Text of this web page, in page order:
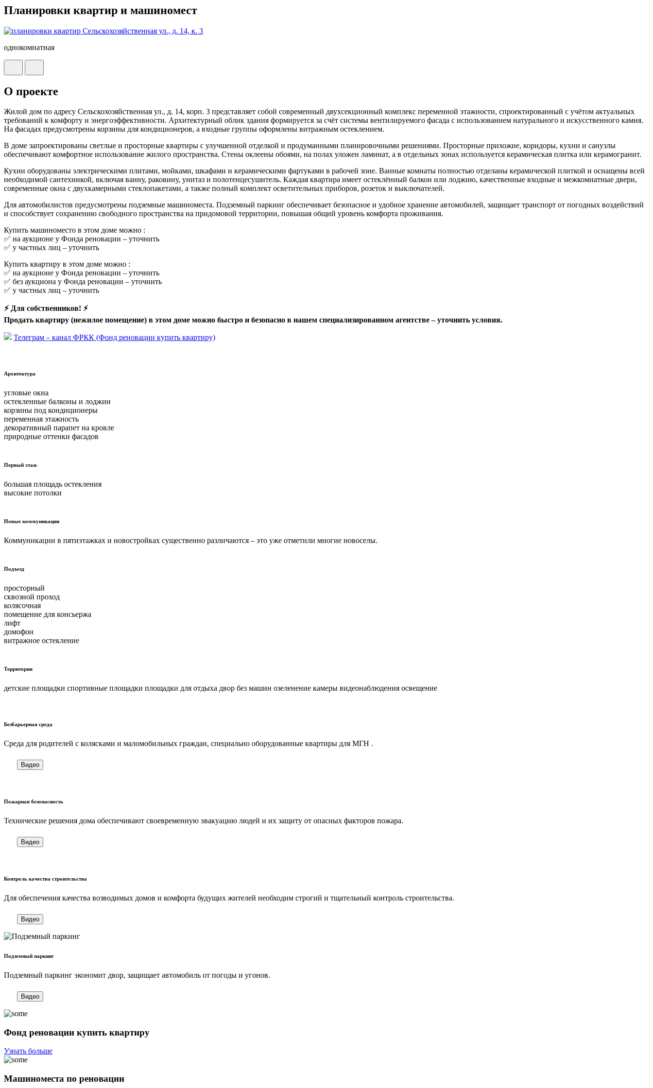
Планировки квартир и машиномест
однокомнатная
О проекте
Жилой дом по адресу Сельскохозяйственная ул., д. 14, корп. 3 представляет собой современный двухсекционный комплекс переменной этажности, спроектированный с учётом актуальных
требований к комфорту и энергоэффективности. Архитектурный облик здания формируется за счёт системы вентилируемого фасада с использованием натурального и искусственного камня.
На фасадах предусмотрены корзины для кондиционеров, а входные группы оформлены витражным остеклением.
В доме запроектированы светлые и просторные квартиры с улучшенной отделкой и продуманными планировочными решениями. Просторные прихожие, коридоры, кухни и санузлы
обеспечивают комфортное использование жилого пространства. Стены оклеены обоями, на полах уложен ламинат, а в отдельных зонах используется керамическая плитка или керамогранит.
Кухни оборудованы электрическими плитами, мойками, шкафами и керамическими фартуками в рабочей зоне. Ванные комнаты полностью отделаны керамической плиткой и оснащены всей
необходимой сантехникой, включая ванну, раковину, унитаз и полотенцесушитель. Каждая квартира имеет остеклённый балкон или лоджию, качественные входные и межкомнатные двери,
современные окна с двухкамерными стеклопакетами, а также полный комплект осветительных приборов, розеток и выключателей.
Для автомобилистов предусмотрены подземные машиноместа. Подземный паркинг обеспечивает безопасное и удобное хранение автомобилей, защищает транспорт от погодных воздействий
и способствует сохранению свободного пространства на придомовой территории, повышая общий уровень комфорта проживания.
Купить машиноместо в этом доме можно :
✅ на аукционе у Фонда реновации – уточнить
✅ у частных лиц – уточнить
Купить квартиру в этом доме можно :
✅ на аукционе у Фонда реновации – уточнить
✅ без аукциона у Фонда реновации – уточнить
✅ у частных лиц – уточнить
⚡ Для собственников! ⚡
Продать квартиру (нежилое помещение) в этом доме можно быстро и безопасно в нашем специализированном агентстве –уточнить условия.
Телеграм – канал ФРКК (Фонд реновации купить квартиру)
Архитектура
угловые окна
остекленные балконы и лоджии
корзины под кондиционеры
переменная этажность
декоративный парапет на кровле
природные оттенки фасадов
Первый этаж
большая площадь остекления
высокие потолки
Новые коммуникации
Коммуникации в пятиэтажках и новостройках существенно различаются – это уже отметили многие новоселы.
Подъезд
просторный
сквозной проход
колясочная
помещение для консьержа
лифт
домофон
витражное остекление
Территория
детские площадки спортивные площадки площадки для отдыха двор без машин озеленение камеры видеонаблюдения освещение
Безбарьерная среда
Cреда для родителей с колясками и маломобильных граждан, специально оборудованные квартиры для МГН .
Видео
Пожарная безопасность
Технические решения дома обеспечивают своевременную эвакуацию людей и их защиту от опасных факторов пожара.
Видео
Контроль качества строительства
Для обеспечения качества возводимых домов и комфорта будущих жителей необходим строгий и тщательный контроль строительства.
Видео
Подземный паркинг
Подземный паркинг экономит двор, защищает автомобиль от погоды и угонов.
Видео
Фонд реновации купить квартиру
Узнать больше
Машиноместа по реновации